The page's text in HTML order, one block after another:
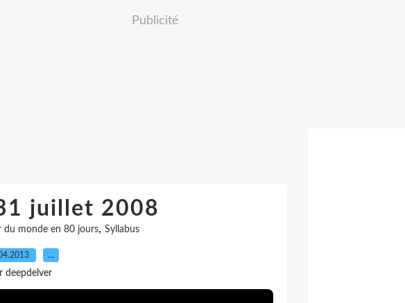
Publicité
juillet 2008
du monde en 80 jours, Syllabus
…
deepdelver